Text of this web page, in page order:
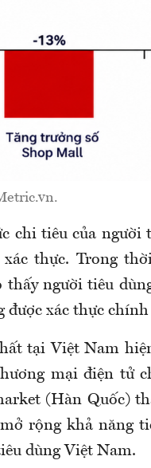
chi tiêu của người
thực. Trong
người tiêu
được xác thực chính
tại Việt Nam
mại điện tử
(Hàn Quốc)
rộng khả năng
dùng Việt Nam.